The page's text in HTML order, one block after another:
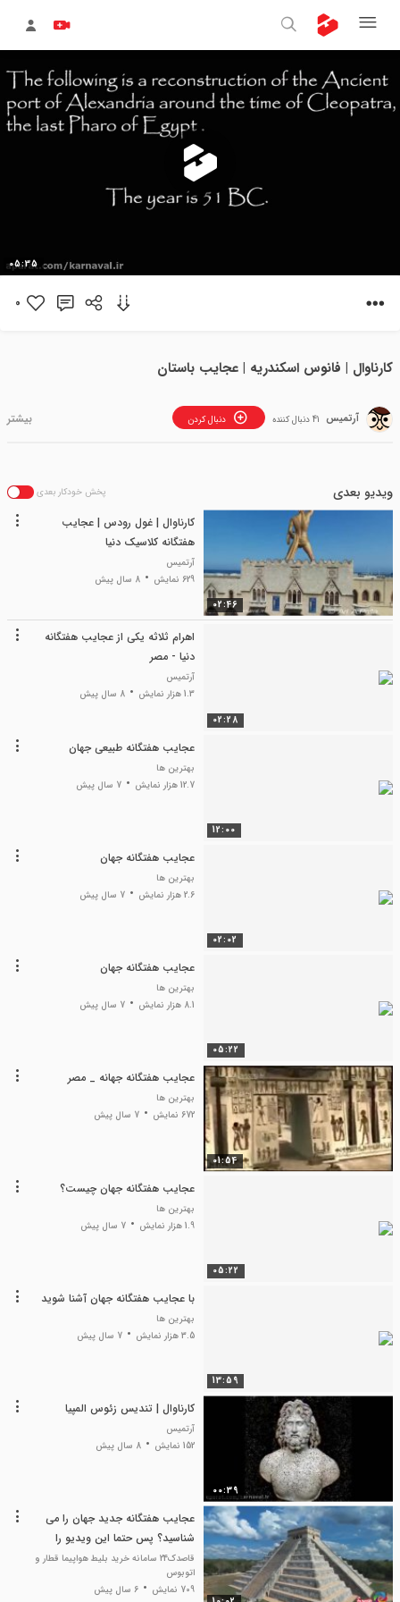
05:35
0
کارناوال | فانوس اسکندریه | عجایب باستان
آرتمیس دنبال کردن 41 دنبال کننده
ویدیو بعدی پخش خودکار بعدی
02:46
کارناوال | غول رودس | عجایب
هفتگانه کلاسیک دنیا
آرتمیس
629 نمایش
8 سال پیش
02:28
اهرام ثلاثه یکی از عجایب هفتگانه
دنیا - مصر
آرتمیس
1.3 هزار نمایش
8 سال پیش
12:00
عجایب هفتگانه طبیعی جهان
بهترین ها
12.7 هزار نمایش
7 سال پیش
02:02
عجایب هفتگانه جهان
بهترین ها
2.6 هزار نمایش
7 سال پیش
05:22
عجایب هفتگانه جهان
بهترین ها
8.1 هزار نمایش
7 سال پیش
01:54
عجایب هفتگانه جهانه _ مصر
بهترین ها
672 نمایش
7 سال پیش
05:22
عجایب هفتگانه جهان چیست؟
بهترین ها
1.9 هزار نمایش
7 سال پیش
13:59
با عجایب هفتگانه جهان آشنا شوید
بهترین ها
3.5 هزار نمایش
7 سال پیش
00:39
کارناوال | تندیس زئوس المپیا
آرتمیس
152 نمایش
8 سال پیش
عجایب هفتگانه جدید جهان را می
شناسید؟ پس حتما این ویدیو را
ببینید
قاصدک24 سامانه خرید بلیط هواپیما قطار و
اتوبوس
709 نمایش
6 سال پیش